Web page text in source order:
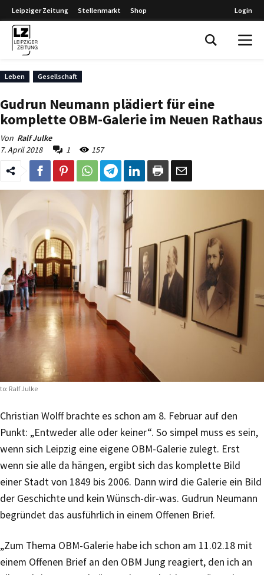
Leipziger Zeitung Stellenmarkt Shop Login
Leben Gesellschaft
Gudrun Neumann plädiert für eine
komplette OBM-Galerie im Neuen Rathaus
Von Ralf Julke
7. April 2018
1 157
Ralf Julke
Christian Wolff brachte es schon am 8. Februar auf den
Punkt: „Entweder alle oder keiner“. So simpel muss es sein,
wenn sich Leipzig eine eigene OBM-Galerie zulegt. Erst
wenn sie alle da hängen, ergibt sich das komplette Bild
einer Stadt von 1849 bis 2006. Dann wird die Galerie ein Bild
der Geschichte und kein Wünsch-dir-was. Gudrun Neumann
begründet das ausführlich in einem Offenen Brief.
„Zum Thema OBM-Galerie habe ich schon am 11.02.18 mit
einem Offenen Brief an den OBM Jung reagiert, den ich an